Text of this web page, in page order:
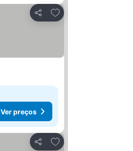
Partilhar
Adicionar aos favoritos
Ver preços
Partilhar
Adicionar aos favoritos